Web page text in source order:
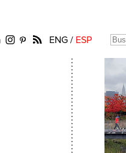
ENG / ESP